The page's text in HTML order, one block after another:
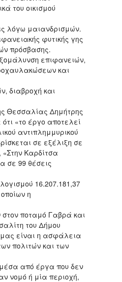
του οικισμού
λόγω μαιανδρισμών.
φυτικής γης
πρόσβασης.
επιφανειών,
και
διαβροχή και
Θεσσαλίας Δημήτρης
«το έργο αποτελεί
αντιπλημμυρικού
σε εξέλιξη σε
Καρδίτσα
σε 99 θέσεις
16.207.181,37
η
ποταμό Γαβρά και
του Δήμου
είναι η ασφάλεια
πολιτών και των
μέσα από έργα που δεν
νομό ή μία περιοχή,